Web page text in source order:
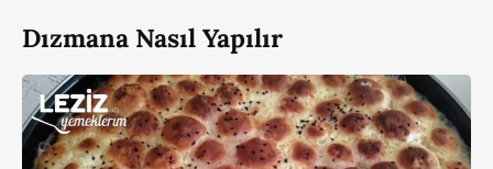
Dızmana Nasıl Yapılır